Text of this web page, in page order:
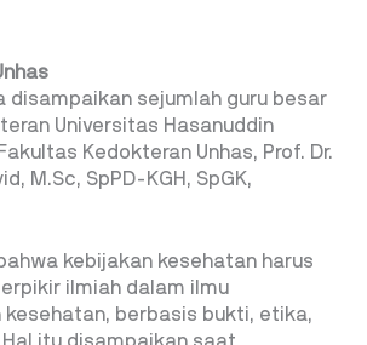
disampaikan sejumlah guru besar
Universitas Hasanuddin
Kedokteran Unhas, Prof. Dr.
M.Sc, SpPD-KGH, SpGK,
kebijakan kesehatan harus
ilmiah dalam ilmu
kesehatan, berbasis bukti, etika,